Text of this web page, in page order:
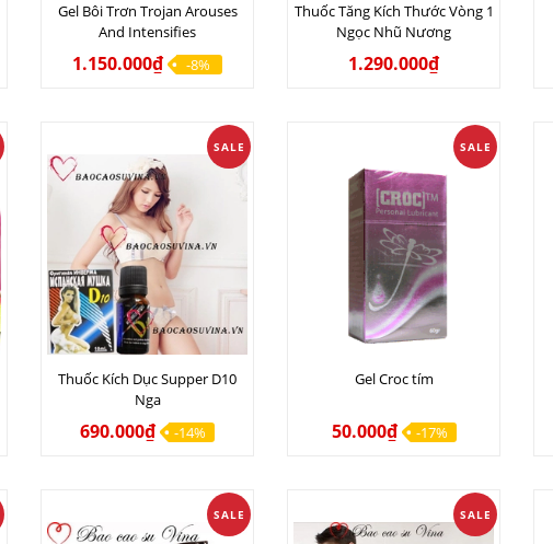
Gel Bôi Trơn Trojan Arouses
And Intensifies
1.150.000₫ -8%
Thuốc Tăng Kích Thước Vòng 1
Ngọc Nhũ Nương
1.290.000₫
SALE
Thuốc Kích Dục Supper D10
Nga
690.000₫ -14%
SALE
Gel Croc tím
50.000₫ -17%
SALE SALE